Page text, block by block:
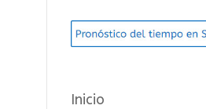
r
í
s
Inicio